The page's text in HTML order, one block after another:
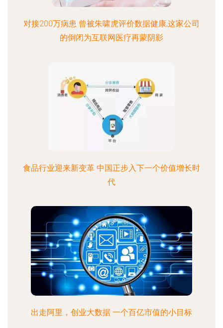
对接200万病患 曾被朱啸虎评价数据健康,这家公司
的倒闭为互联网医疗再蒙阴影
食品行业迎来新变革 中国正步入下一个价值增长时
代
出走阿里，创业大数据 一个百亿市值的小目标